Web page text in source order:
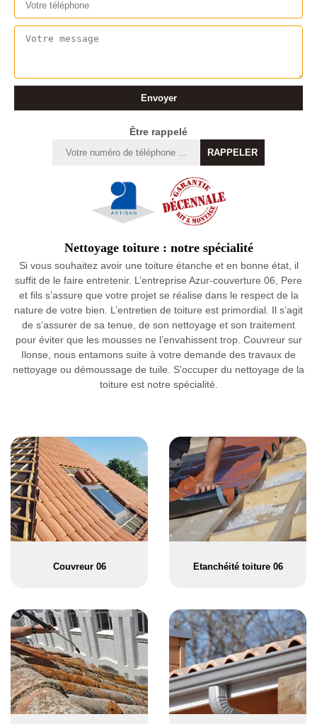
Être rappelé
Nettoyage toiture : notre spécialité
Si vous souhaitez avoir une toiture étanche et en bonne état, il
suffit de le faire entretenir. L’entreprise Azur-couverture 06, Pere
et fils s’assure que votre projet se réalise dans le respect de la
nature de votre bien. L’entretien de toiture est primordial. Il s’agit
de s’assurer de sa tenue, de son nettoyage et son traitement
pour éviter que les mousses ne l’envahissent trop. Couvreur sur
Ilonse, nous entamons suite à votre demande des travaux de
nettoyage ou démoussage de tuile. S’occuper du nettoyage de la
toiture est notre spécialité.
Couvreur 06 Etanchéité toiture 06